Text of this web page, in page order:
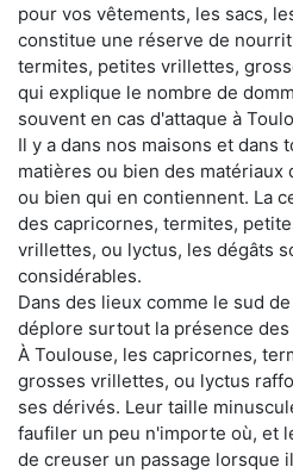
pour vos vêtements, les sacs,
constitue une réserve de
termites, petites vrillettes,
qui explique le nombre de
souvent en cas d'attaque à
Il y a dans nos maisons et dans
matières ou bien des
ou bien qui en contiennent. La
des capricornes, termites,
vrillettes, ou lyctus, les dégâts
considérables.
Dans des lieux comme le sud
déplore surtout la présence
À Toulouse, les capricornes,
grosses vrillettes, ou lyctus
ses dérivés. Leur taille
faufiler un peu n'importe où, et
de creuser un passage lorsque